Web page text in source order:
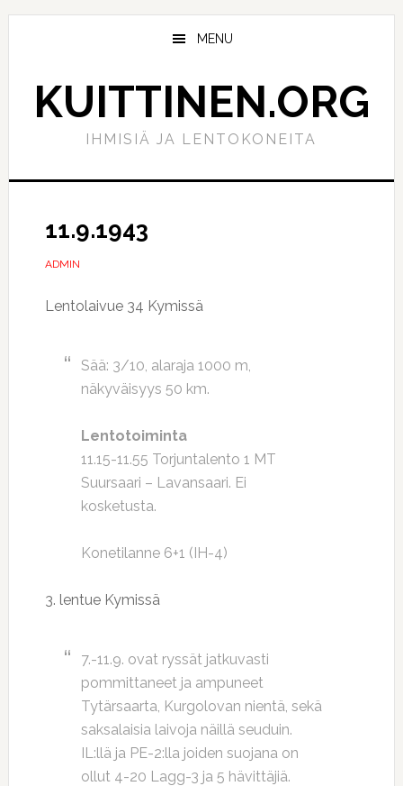
Hyppää
Hyppää
MENU
KUITTINEN.ORG
IHMISIÄ JA LENTOKONEITA
11.9.1943
ADMIN
Lentolaivue 34 Kymissä
Sää: 3/10, alaraja 1000 m,
näkyväisyys 50 km.
Lentotoiminta
11.15-11.55 Torjuntalento 1 MT
Suursaari – Lavansaari. Ei
kosketusta.
Konetilanne 6+1 (IH-4)
3. lentue Kymissä
7.-11.9. ovat ryssät jatkuvasti
pommittaneet ja ampuneet
Tytärsaarta, Kurgolovan nientä, sekä
saksalaisia laivoja näillä seuduin.
IL:llä ja PE-2:lla joiden suojana on
ollut 4-20 Lagg-3 ja 5 hävittäjiä.